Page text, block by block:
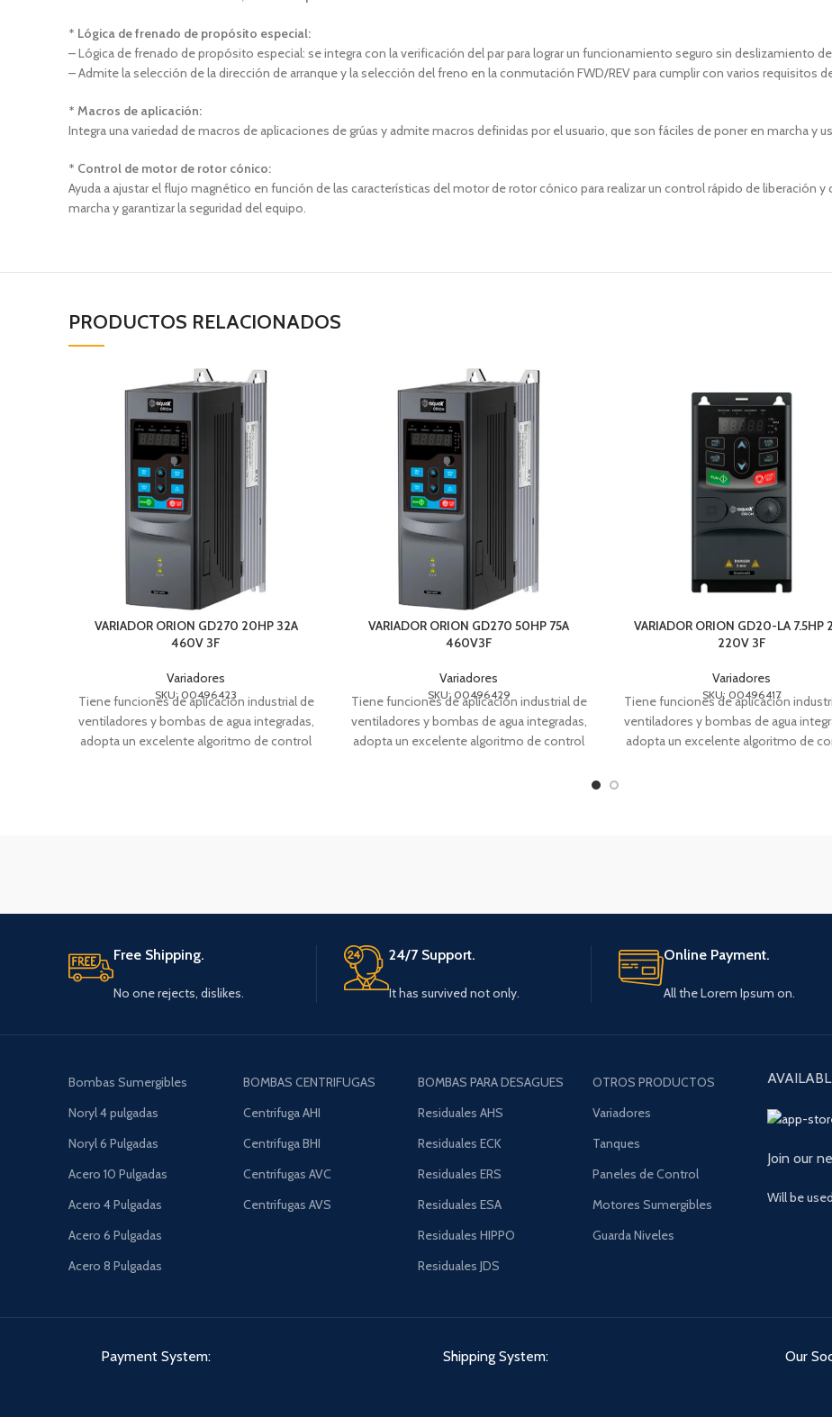
* Lógica de frenado de propósito especial:
– Lógica de frenado de propósito especial: se integra con la verificación del par para lograr un funcionamiento seguro sin deslizamiento
– Admite la selección de la dirección de arranque y la selección del freno en la conmutación FWD/REV para cumplir con varios requisitos
* Macros de aplicación:
Integra una variedad de macros de aplicaciones de grúas y admite macros definidas por el usuario, que son fáciles de poner en marcha y
* Control de motor de rotor cónico:
Ayuda a ajustar el flujo magnético en función de las características del motor de rotor cónico para realizar un control rápido de liberación
marcha y garantizar la seguridad del equipo.
PRODUCTOS RELACIONADOS
VARIADOR ORION GD270 20HP 32A
460V 3F
Variadores
SKU: 00496423
Tiene funciones de aplicación industrial de
ventiladores y bombas de agua integradas,
adopta un excelente algoritmo de control
VARIADOR ORION GD270 50HP 75A
460V3F
Variadores
SKU: 00496429
Tiene funciones de aplicación industrial de
ventiladores y bombas de agua integradas,
adopta un excelente algoritmo de control
VARIADOR ORION GD20-LA 7.5HP
220V 3F
Variadores
SKU: 00496417
Tiene funciones de aplicación
ventiladores y bombas de agua
adopta un excelente algoritmo de
Free Shipping.
No one rejects, dislikes.
24/7 Support.
It has survived not only.
Online Payment.
All the Lorem Ipsum on.
Bombas Sumergibles
Noryl 4 pulgadas
Noryl 6 Pulgadas
Acero 10 Pulgadas
Acero 4 Pulgadas
Acero 6 Pulgadas
Acero 8 Pulgadas
BOMBAS CENTRIFUGAS
Centrifuga AHI
Centrifuga BHI
Centrifugas AVC
Centrifugas AVS
BOMBAS PARA DESAGUES
Residuales AHS
Residuales ECK
Residuales ERS
Residuales ESA
Residuales HIPPO
Residuales JDS
OTROS PRODUCTOS
Variadores
Tanques
Paneles de Control
Motores Sumergibles
Guarda Niveles
Join our
Will be
Payment System: Shipping System: Our